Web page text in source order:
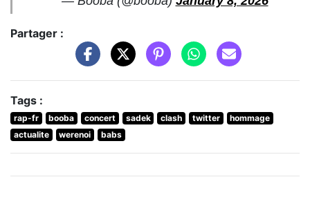
Partager :
Tags :
rap-fr booba concert sadek clash twitter
hommage
actualite
werenoi babs